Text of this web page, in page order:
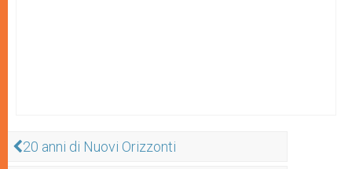
20 anni di Nuovi Orizzonti